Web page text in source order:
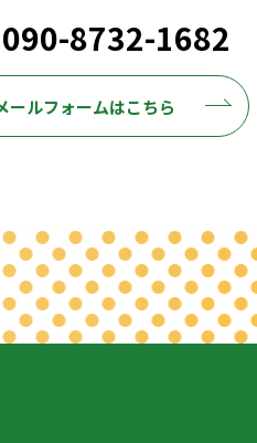
8732-1682
ールフォームはこちら